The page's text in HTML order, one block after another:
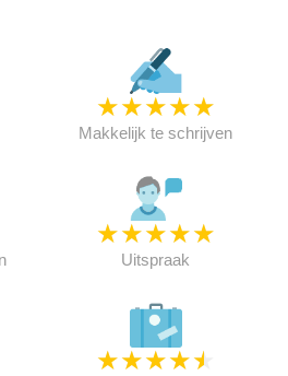
★★★★★
Makkelijk te schrijven
★★★★★
Uitspraak
★★★★★